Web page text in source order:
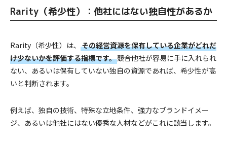
Rarity（希少性）：他社にはない独自性があるか
Rarity（希少性）は、 その経営資源を保有している企業がどれだ
け少ないかを評価する指標です。競合他社が容易に手に入れられ
ない、あるいは保有していない独自の資源であれば、希少性が高
いと判断されます。
例えば、独自の技術、特殊な立地条件、強力なブランドイメー
ジ、あるいは他社にはない優秀な人材などがこれに該当します。